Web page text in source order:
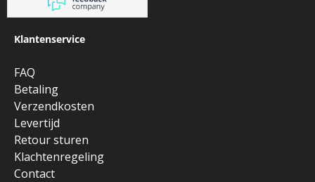
Klantenservice
FAQ
Betaling
Verzendkosten
Levertijd
Retour sturen
Klachtenregeling
Contact